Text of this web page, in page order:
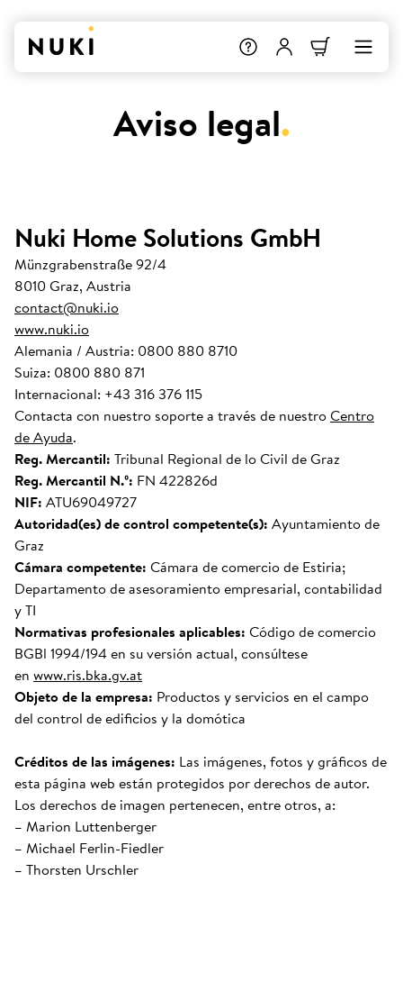
Aviso legal.
Nuki Home Solutions GmbH
Münzgrabenstraße 92/4
8010 Graz, Austria
contact@nuki.io
www.nuki.io
Alemania / Austria: 0800 880 8710
Suiza: 0800 880 871
Internacional: +43 316 376 115
Contacta con nuestro soporte a través de nuestroCentro
de Ayuda.
Reg. Mercantil: Tribunal Regional de lo Civil de Graz
Reg. Mercantil N.º: FN 422826d
NIF: ATU69049727
Autoridad(es) de control competente(s): Ayuntamiento de
Graz
Cámara competente: Cámara de comercio de Estiria;
Departamento de asesoramiento empresarial, contabilidad
y TI
Normativas profesionales aplicables: Código de comercio
BGBl 1994/194 en su versión actual, consúltese
en www.ris.bka.gv.at
Objeto de la empresa: Productos y servicios en el campo
del control de edificios y la domótica
Créditos de las imágenes: Las imágenes, fotos y gráficos de
esta página web están protegidos por derechos de autor.
Los derechos de imagen pertenecen, entre otros, a:
– Marion Luttenberger
– Michael Ferlin-Fiedler
– Thorsten Urschler